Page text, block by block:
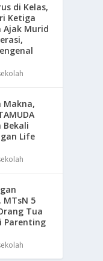
di Kelas,
Ketiga
Ajak Murid
Makna,
Bekali
Life
MTsN 5
Tua
Parenting